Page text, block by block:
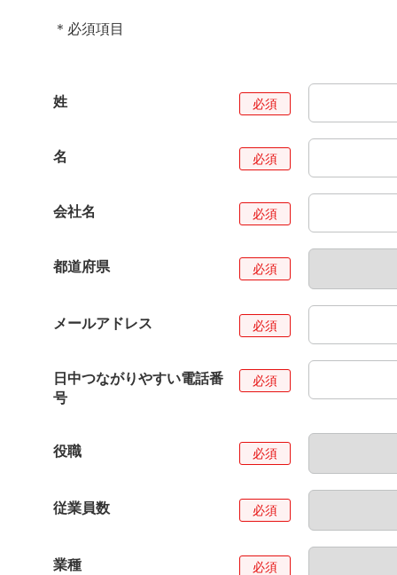
＊必須項目
姓
名
会社名
都道府県
メールアドレス
日中つながりやすい電話番
号
役職
従業員数
業種